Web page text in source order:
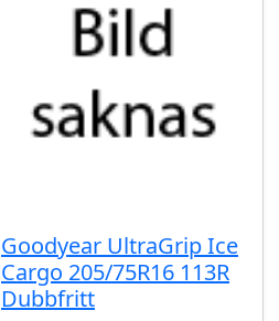
Goodyear UltraGrip Ice
Cargo 205/75R16 113R
Dubbfritt